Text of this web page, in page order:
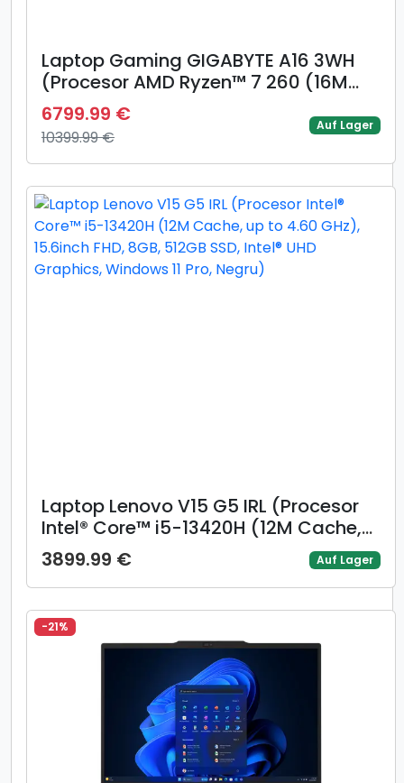
Laptop Gaming GIGABYTE A16 3WH
(Procesor AMD Ryzen™ 7 260 (16M
Cache, up to 5.10 GHz) 16inch WUXGA
165Hz, 16GB, 1TB SSD, GeForce RTX
5070 @8GB, Negru)
6799.99 €
10399.99 €
Auf Lager
Laptop Lenovo V15 G5 IRL (Procesor
Intel® Core™ i5-13420H (12M Cache,
up to 4.60 GHz), 15.6inch FHD, 8GB,
512GB SSD, Intel® UHD Graphics,
Windows 11 Pro, Negru)
3899.99 € Auf Lager
-21%